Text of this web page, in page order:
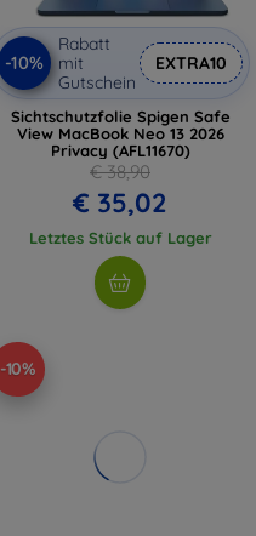
-10%
Rabatt
mit
Gutschein
EXTRA10
Sichtschutzfolie Spigen Safe
View MacBook Neo 13 2026
Privacy (AFL11670)
€ 38,90
€ 35,02
Letztes Stück auf Lager
-10%